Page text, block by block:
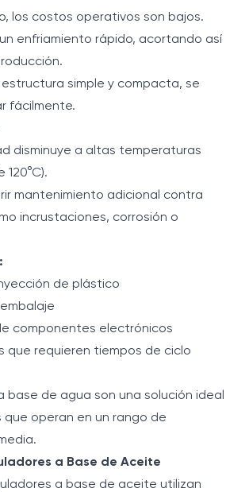
los costos operativos son bajos.
un enfriamiento rápido, acortando así
estructura simple y compacta, se
fácilmente.
disminuye a altas temperaturas
120°C).
mantenimiento adicional contra
incrustaciones, corrosión o
de plástico
componentes electrónicos
que requieren tiempos de ciclo
base de agua son una solución ideal
operan en un rango de
a Base de Aceite
a base de aceite utilizan